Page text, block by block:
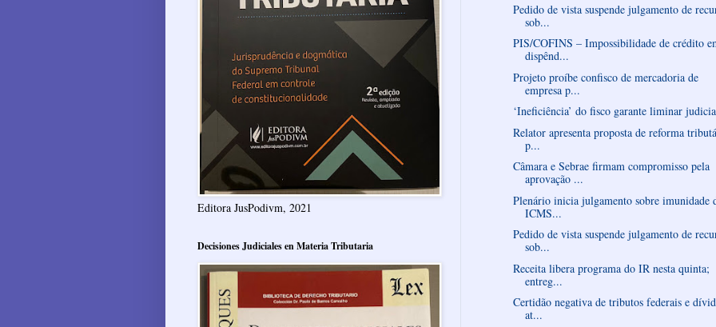
Pedido de vista suspende julgamento de
sob...
PIS/COFINS – Impossibilidade de crédito
dispênd...
Projeto proíbe confisco de mercadoria de
empresa p...
‘Ineficiência’ do fisco garante liminar
Relator apresenta proposta de reforma
p...
Câmara e Sebrae firmam compromisso pela
aprovação ...
Plenário inicia julgamento sobre imunidade
ICMS...
Pedido de vista suspende julgamento de
sob...
Receita libera programa do IR nesta quinta;
entreg...
Certidão negativa de tributos federais e
at...
Editora JusPodivm, 2021
Decisiones Judiciales en Materia Tributaria